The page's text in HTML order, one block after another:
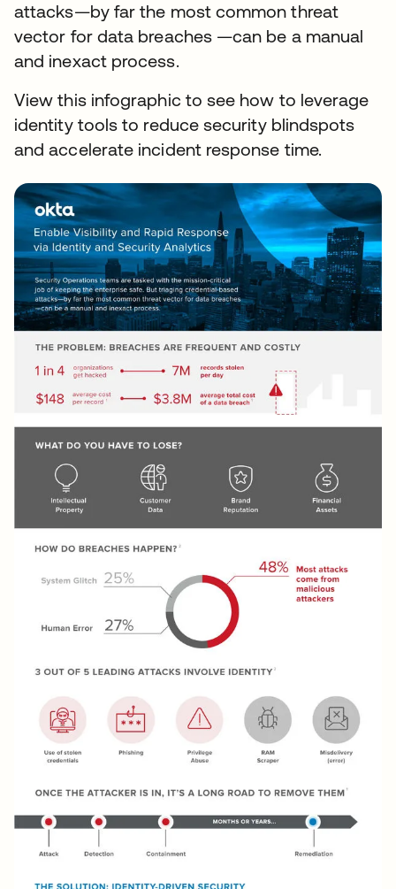
attacks—by far the most common threat
vector for data breaches —can be a manual
and inexact process.
View this infographic to see how to leverage
identity tools to reduce security blindspots
and accelerate incident response time.